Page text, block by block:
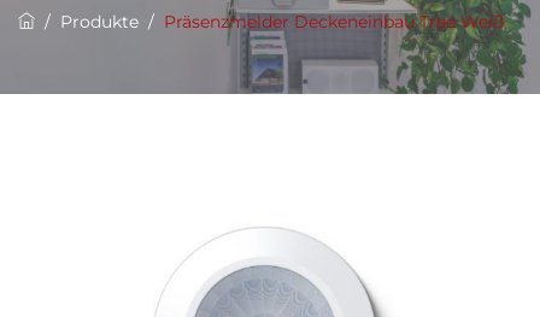
/ Produkte / Präsenzmelder Deckeneinbau Tree Weiß